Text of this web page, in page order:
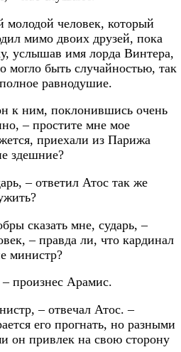
молодой человек, который
мимо двоих друзей, пока
услышав имя лорда Винтера,
могло быть случайностью, так
равнодушие.
к ним, поклонившись очень
– простите мне мое
приехали из Парижа
здешние?
– ответил Атос так же
сказать мне, сударь, –
– правда ли, что кардинал
министр?
произнес Арамис.
– отвечал Атос. –
его прогнать, но разными
он привлек на свою сторону